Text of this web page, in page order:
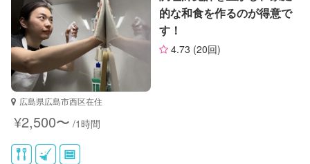
サポートの特徴
資格
対応可能/特徴
掃除（洗面所、お風呂場、お手洗
的な和食を作るのが得意で
す！
4.73 (20回)
広島県広島市西区在住
¥2,500〜 /1時間